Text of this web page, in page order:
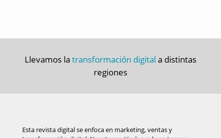
Llevamos la transformación digital a distintas
regiones
Esta revista digital se enfoca en marketing, ventas y